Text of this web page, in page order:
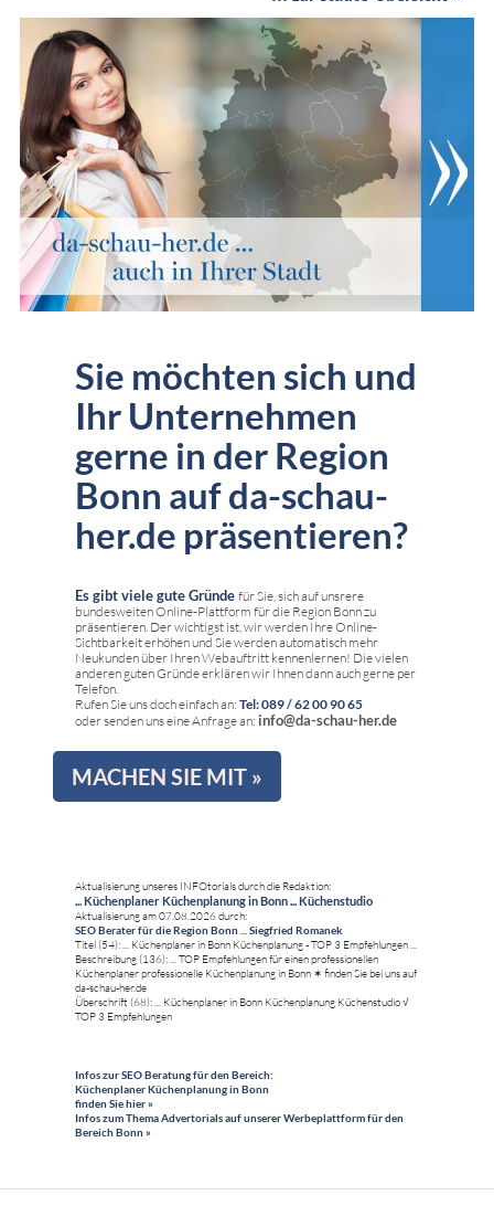
Sie möchten sich und
Ihr Unternehmen
gerne in der Region
Bonn auf da-schau-
her.de präsentieren?
Es gibt viele gute Gründe für Sie, sich auf unsrere
bundesweiten Online-Plattform für die Region Bonn zu
präsentieren. Der wichtigst ist, wir werden Ihre Online-
Sichtbarkeit erhöhen und Sie werden automatisch mehr
Neukunden über Ihren Webauftritt kennenlernen! Die vielen
anderen guten Gründe erklären wir Ihnen dann auch gerne per
Telefon.
Rufen Sie uns doch einfach an: Tel: 089 / 62 00 90 65
oder senden uns eine Anfrage an: info@da-schau-her.de
MACHEN SIE MIT »
Aktualisierung unseres INFOtorials durch die Redaktion:
... Küchenplaner Küchenplanung in Bonn ... Küchenstudio
Aktualisierung am 07.08.2026 durch:
SEO Berater für die Region Bonn ... Siegfried Romanek
Titel (54): ... Küchenplaner in Bonn Küchenplanung - TOP 3 Empfehlungen ...
Beschreibung (136): ... TOP Empfehlungen für einen professionellen
Küchenplaner professionelle Küchenplanung in Bonn ✶ finden Sie bei uns auf
da-schau-her.de
Überschrift (68): ... Küchenplaner in Bonn Küchenplanung Küchenstudio √
TOP 3 Empfehlungen
Infos zur SEO Beratung für den Bereich:
Küchenplaner Küchenplanung in Bonn
finden Sie hier »
Infos zum Thema Advertorials auf unserer Werbeplattform für den
Bereich Bonn »